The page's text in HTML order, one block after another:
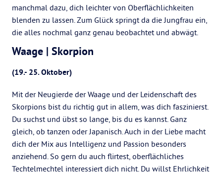
manchmal dazu, dich leichter von Oberflächlichkeiten
blenden zu lassen. Zum Glück springt da die Jungfrau ein,
die alles nochmal ganz genau beobachtet und abwägt.
Waage | Skorpion
(19.- 25. Oktober)
Mit der Neugierde der Waage und der Leidenschaft des
Skorpions bist du richtig gut in allem, was dich faszinierst.
Du suchst und übst so lange, bis du es kannst. Ganz
gleich, ob tanzen oder Japanisch. Auch in der Liebe macht
dich der Mix aus Intelligenz und Passion besonders
anziehend. So gern du auch flirtest, oberflächliches
Techtelmechtel interessiert dich nicht. Du willst Ehrlichkeit